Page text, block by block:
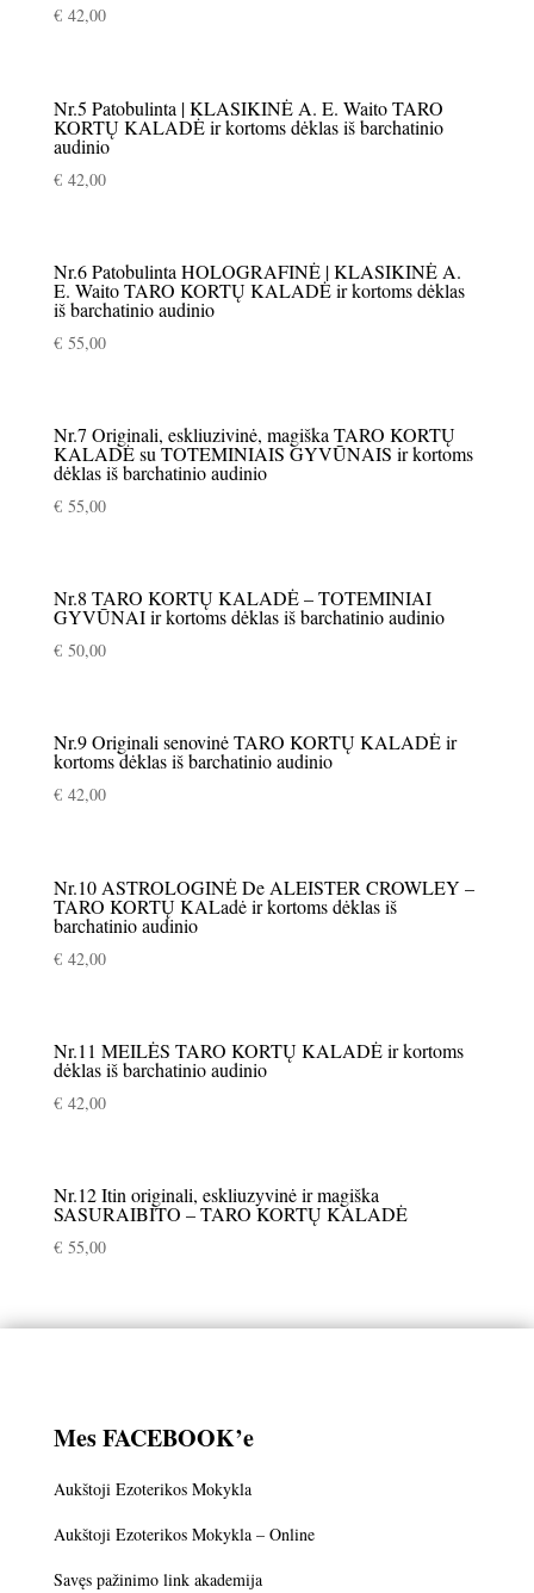
€42,00
Nr.5 Patobulinta | KLASIKINĖ A. E. Waito TARO
KORTŲ KALADĖ ir kortoms dėklas iš barchatinio
audinio
€42,00
Nr.6 Patobulinta HOLOGRAFINĖ | KLASIKINĖ A.
E. Waito TARO KORTŲ KALADĖ ir kortoms dėklas
iš barchatinio audinio
€55,00
Nr.7 Originali, eskliuzivinė, magiška TARO KORTŲ
KALADĖ su TOTEMINIAIS GYVŪNAIS ir kortoms
dėklas iš barchatinio audinio
€55,00
Nr.8 TARO KORTŲ KALADĖ – TOTEMINIAI
GYVŪNAI ir kortoms dėklas iš barchatinio audinio
€50,00
Nr.9 Originali senovinė TARO KORTŲ KALADĖ ir
kortoms dėklas iš barchatinio audinio
€42,00
Nr.10 ASTROLOGINĖ De ALEISTER CROWLEY –
TARO KORTŲ KALadė ir kortoms dėklas iš
barchatinio audinio
€42,00
Nr.11 MEILĖS TARO KORTŲ KALADĖ ir kortoms
dėklas iš barchatinio audinio
€42,00
Nr.12 Itin originali, eskliuzyvinė ir magiška
SASURAIBITO – TARO KORTŲ KALADĖ
€55,00
Mes FACEBOOK’e
Aukštoji Ezoterikos Mokykla
Aukštoji Ezoterikos Mokykla – Online
Savęs pažinimo link akademija